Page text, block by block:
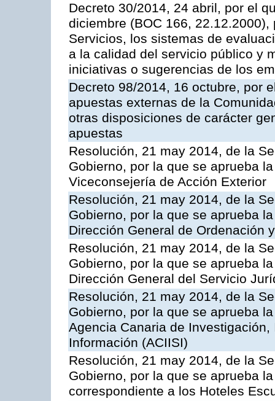
Decreto 30/2014, 24 abril, por el
diciembre (BOC 166,
Servicios, los sistemas de
a la calidad del servicio público y
iniciativas o sugerencias de los
Decreto 98/2014, 16 octubre, por
apuestas externas de la
otras disposiciones de carácter
apuestas
Resolución, 21 may 2014, de la
Gobierno, por la que se aprueba
Viceconsejería de Acción Exterior
Resolución, 21 may 2014, de la
Gobierno, por la que se aprueba
Dirección General de Ordenación
Resolución, 21 may 2014, de la
Gobierno, por la que se aprueba
Dirección General del Servicio
Resolución, 21 may 2014, de la
Gobierno, por la que se aprueba
Agencia Canaria de
Información (ACIISI)
Resolución, 21 may 2014, de la
Gobierno, por la que se aprueba
correspondiente a los Hoteles